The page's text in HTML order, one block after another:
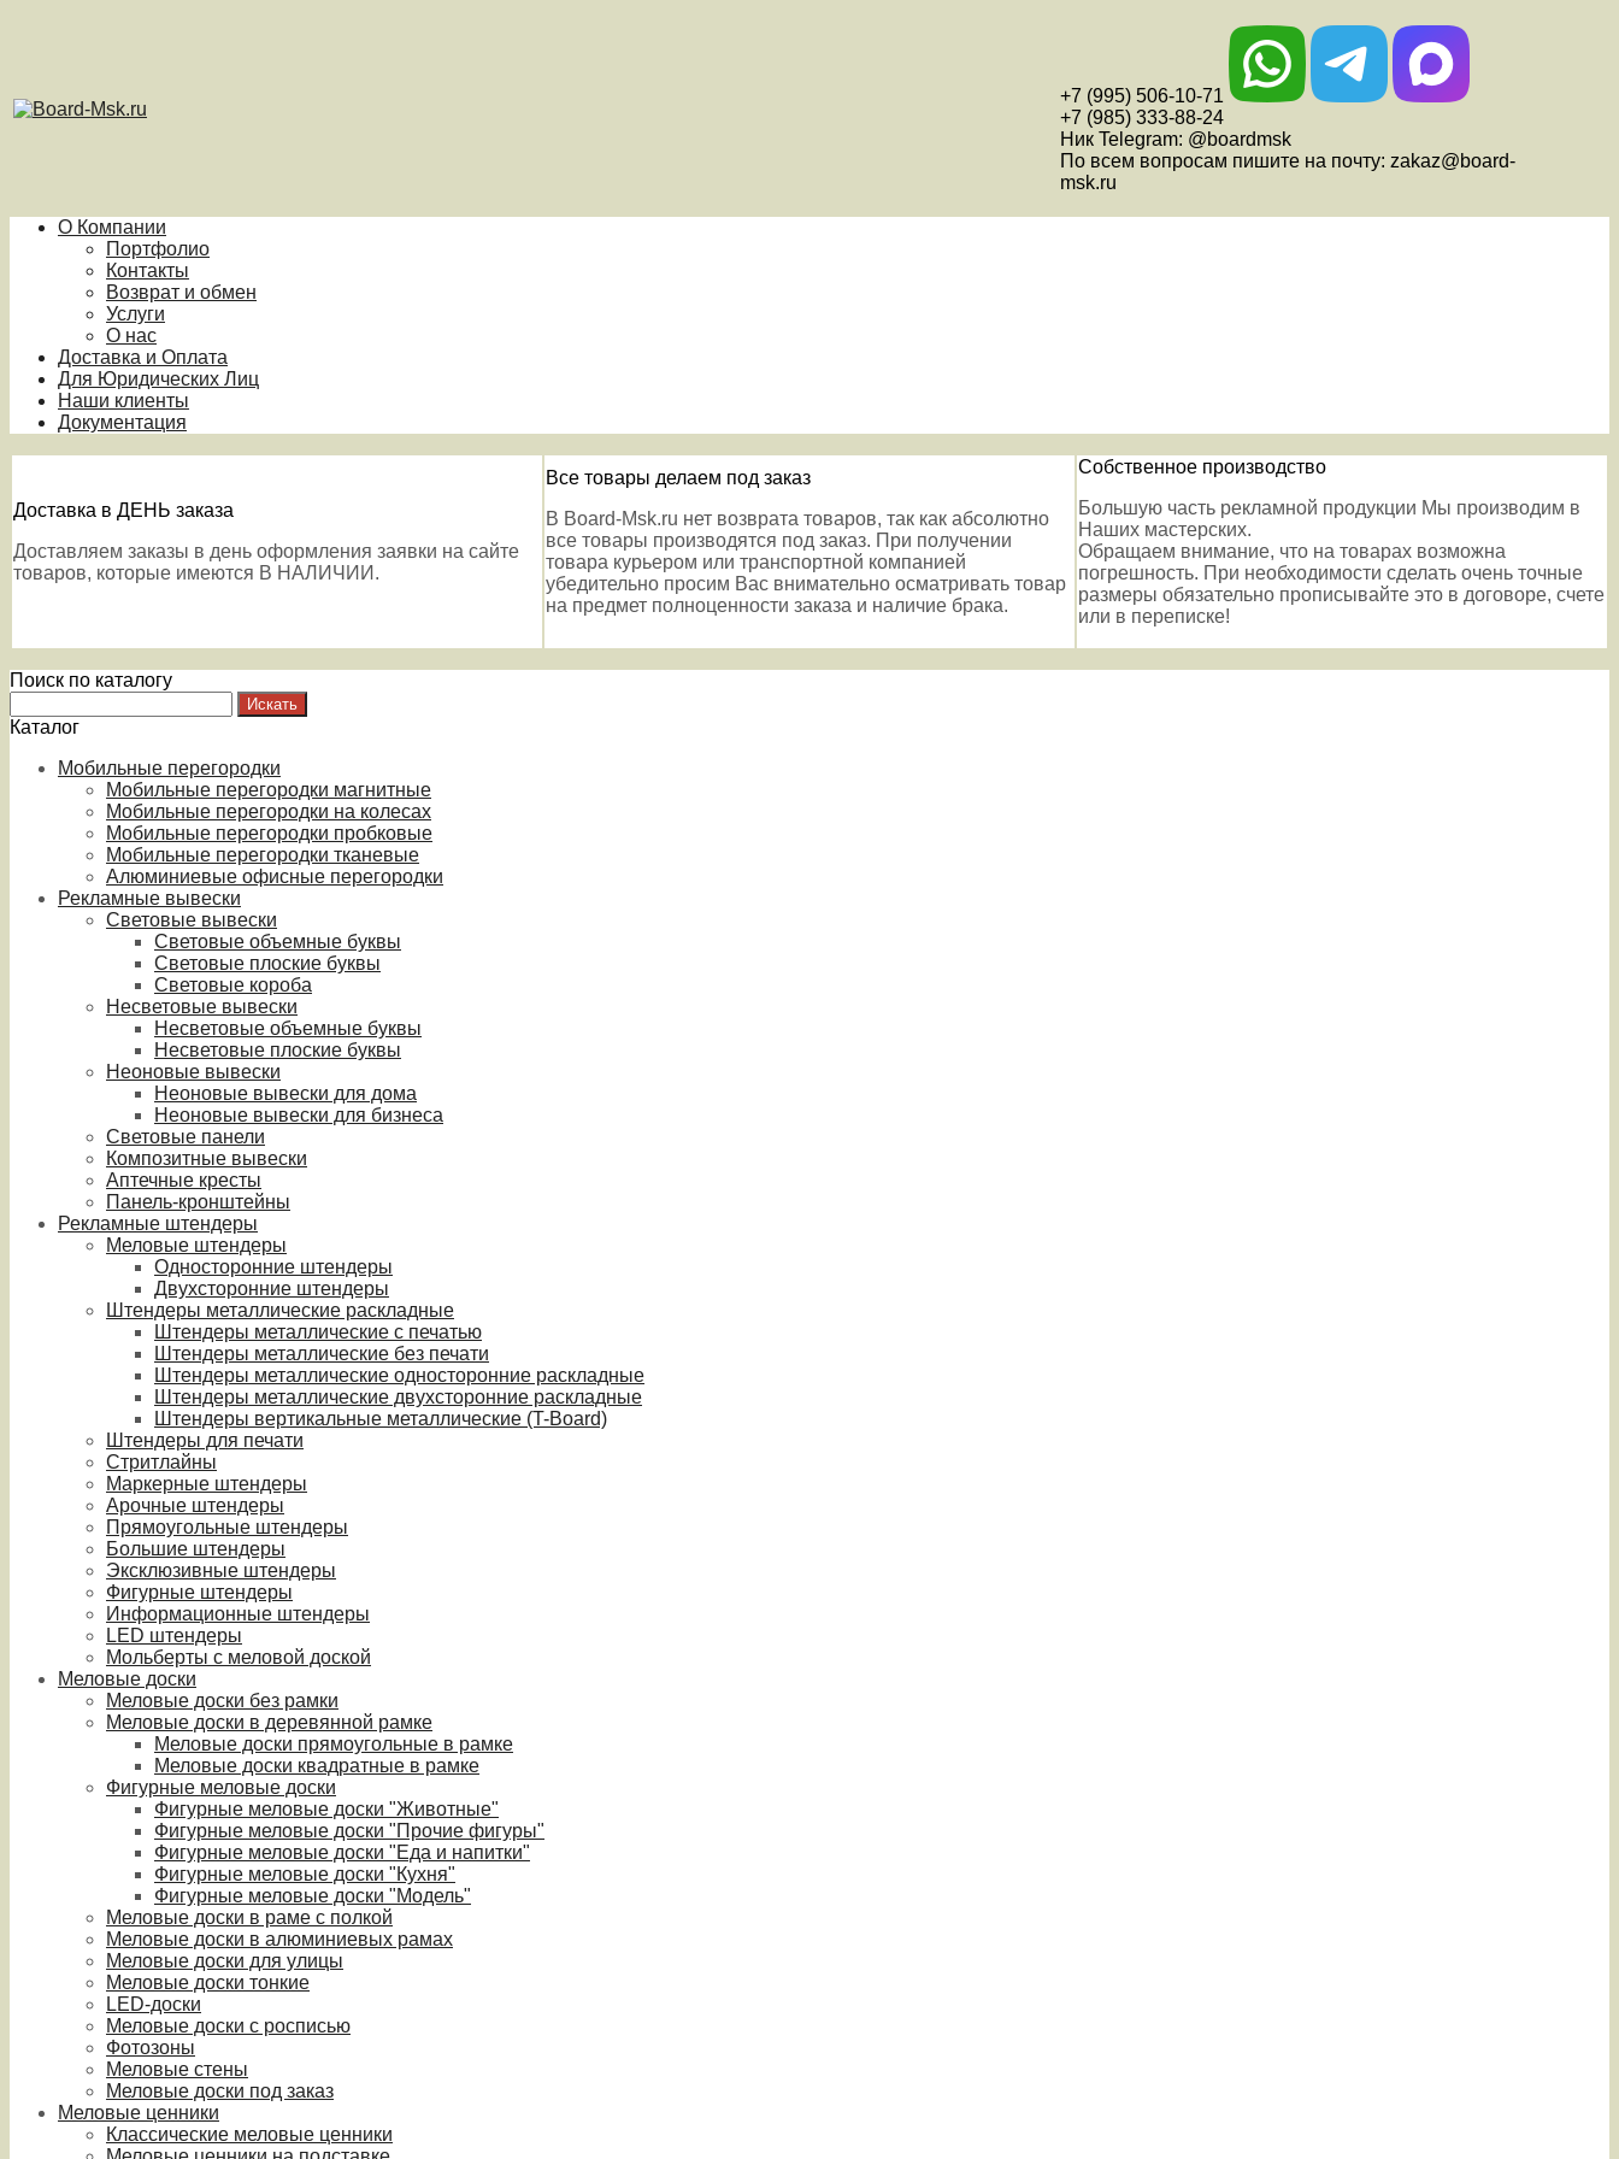
+7 (995) 506-10-71
+7 (985) 333-88-24
Ник Telegram: @boardmsk
По всем вопросам пишите на почту: zakaz@board-
msk.ru
О Компании
Портфолио
Контакты
Возврат и обмен
Услуги
О нас
Доставка и Оплата
Для Юридических Лиц
Наши клиенты
Документация
Доставка в ДЕНЬ заказа
Доставляем заказы в день оформления заявки на сайте
товаров, которые имеются В НАЛИЧИИ.
Все товары делаем под заказ
В Board-Msk.ru нет возврата товаров, так как абсолютно
все товары производятся под заказ. При получении
товара курьером или транспортной компанией
убедительно просим Вас внимательно осматривать товар
на предмет полноценности заказа и наличие брака.
Собственное производство
Большую часть рекламной продукции Мы производим в
Наших мастерских.
Обращаем внимание, что на товарах возможна
погрешность. При необходимости сделать очень точные
размеры обязательно прописывайте это в договоре, счете
или в переписке!
Поиск по каталогу
Каталог
Мобильные перегородки
Мобильные перегородки магнитные
Мобильные перегородки на колесах
Мобильные перегородки пробковые
Мобильные перегородки тканевые
Алюминиевые офисные перегородки
Рекламные вывески
Световые вывески
Световые объемные буквы
Световые плоские буквы
Световые короба
Несветовые вывески
Несветовые объемные буквы
Несветовые плоские буквы
Неоновые вывески
Неоновые вывески для дома
Неоновые вывески для бизнеса
Световые панели
Композитные вывески
Аптечные кресты
Панель-кронштейны
Рекламные штендеры
Меловые штендеры
Односторонние штендеры
Двухсторонние штендеры
Штендеры металлические раскладные
Штендеры металлические с печатью
Штендеры металлические без печати
Штендеры металлические односторонние раскладные
Штендеры металлические двухсторонние раскладные
Штендеры вертикальные металлические (T-Board)
Штендеры для печати
Стритлайны
Маркерные штендеры
Арочные штендеры
Прямоугольные штендеры
Большие штендеры
Эксклюзивные штендеры
Фигурные штендеры
Информационные штендеры
LED штендеры
Мольберты с меловой доской
Меловые доски
Меловые доски без рамки
Меловые доски в деревянной рамке
Меловые доски прямоугольные в рамке
Меловые доски квадратные в рамке
Фигурные меловые доски
Фигурные меловые доски "Животные"
Фигурные меловые доски "Прочие фигуры"
Фигурные меловые доски "Еда и напитки"
Фигурные меловые доски "Кухня"
Фигурные меловые доски "Модель"
Меловые доски в раме с полкой
Меловые доски в алюминиевых рамах
Меловые доски для улицы
Меловые доски тонкие
LED-доски
Меловые доски с росписью
Фотозоны
Меловые стены
Меловые доски под заказ
Меловые ценники
Классические меловые ценники